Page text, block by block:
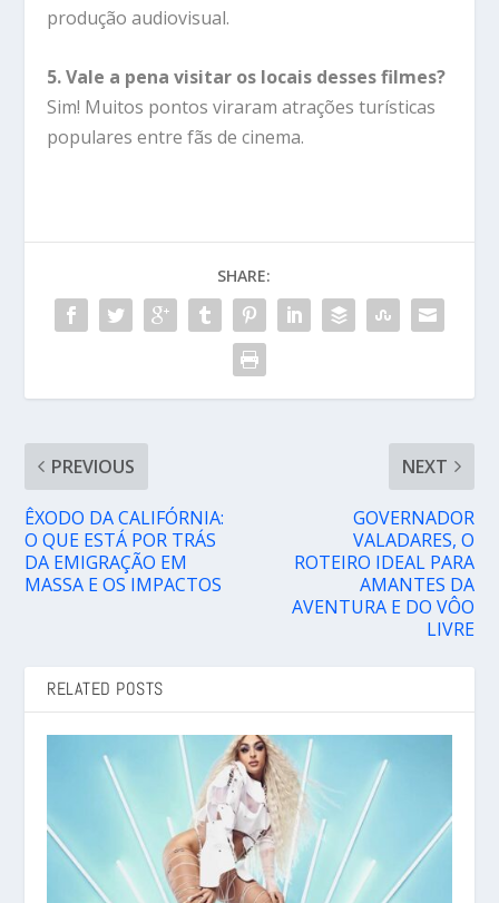
produção audiovisual.
5. Vale a pena visitar os locais desses filmes?
Sim! Muitos pontos viraram atrações turísticas
populares entre fãs de cinema.
SHARE:
PREVIOUS
ÊXODO DA CALIFÓRNIA:
O QUE ESTÁ POR TRÁS
DA EMIGRAÇÃO EM
MASSA E OS IMPACTOS
NEXT
GOVERNADOR
VALADARES, O
ROTEIRO IDEAL PARA
AMANTES DA
AVENTURA E DO VÔO
LIVRE
RELATED POSTS